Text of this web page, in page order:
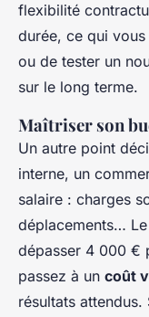
flexibilité
durée, ce qui
ou de tester un
sur le long terme.
Maîtriser son
Un autre point
interne, un
salaire : charges
déplacements…
dépasser 4 000 €
passez à un coût
résultats